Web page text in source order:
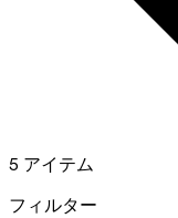
5 アイテム
フィルター